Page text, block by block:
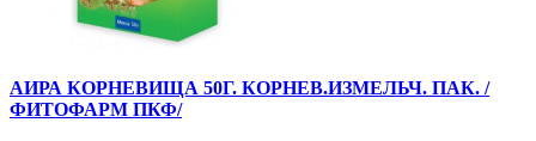
АИРА КОРНЕВИЩА 50Г. КОРНЕВ.ИЗМЕЛЬЧ. ПАК. /
ФИТОФАРМ ПКФ/